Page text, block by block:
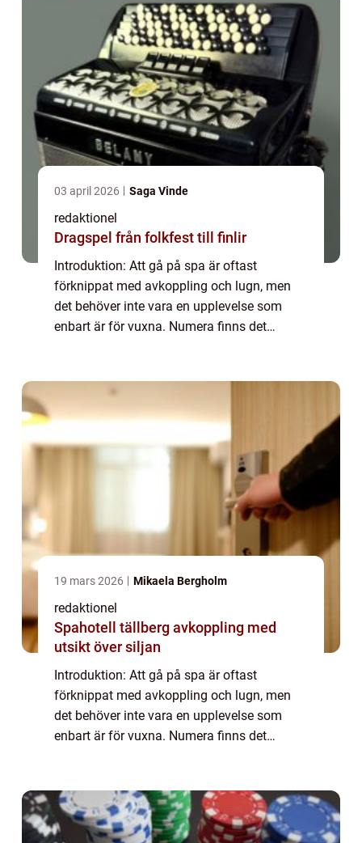
03 april 2026 Saga Vinde
redaktionel
Dragspel från folkfest till finlir
Introduktion: Att gå på spa är oftast
förknippat med avkoppling och lugn, men
det behöver inte vara en upplevelse som
enbart är för vuxna. Numera finns det
kommer vi...
19 mars 2026 Mikaela Bergholm
redaktionel
Spahotell tällberg avkoppling med
utsikt över siljan
Introduktion: Att gå på spa är oftast
förknippat med avkoppling och lugn, men
det behöver inte vara en upplevelse som
enbart är för vuxna. Numera finns det
kommer vi...